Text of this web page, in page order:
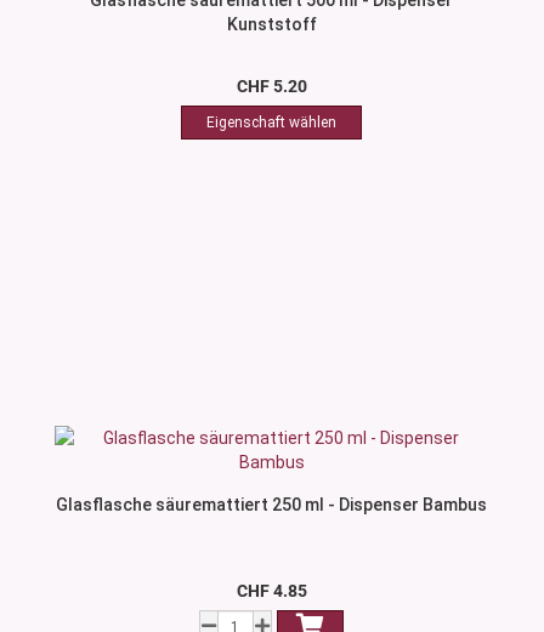
Kunststoff
CHF 5.20
Glasflasche säuremattiert 250 ml - Dispenser Bambus
CHF 4.85